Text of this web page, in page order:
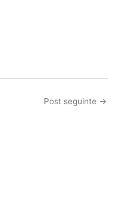
Post seguinte →